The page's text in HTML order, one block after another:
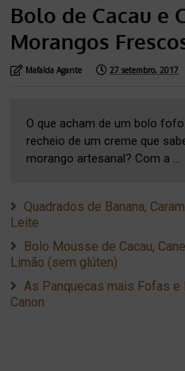
Bolo de Cacau e
Morangos
Mafalda Agante 27 setembro, 2017
O que acham de um bolo
recheio de um creme que
morango artesanal? Com a ...
Quadrados de Banana,
Leite
Bolo Mousse de Cacau,
Limão (sem glúten)
As Panquecas mais Fofas
Canon